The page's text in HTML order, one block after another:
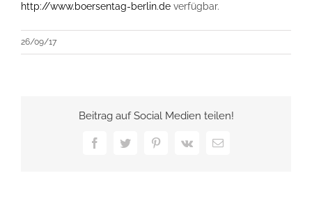
http://www.boersentag-berlin.de verfügbar.
26/09/17
Beitrag auf Social Medien teilen!
FacebookTwitterPinterest
Vk
E-